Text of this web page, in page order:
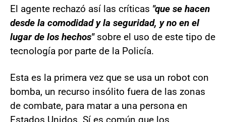
El agente rechazó así las críticas "que se hacen
desde la comodidad y la seguridad, y no en el
lugar de los hechos"sobre el uso de este tipo de
tecnología por parte de la Policía.
Esta es la primera vez que se usa un robot con
bomba, un recurso insólito fuera de las zonas
de combate, para matar a una persona en
Estados Unidos. Sí es común que los